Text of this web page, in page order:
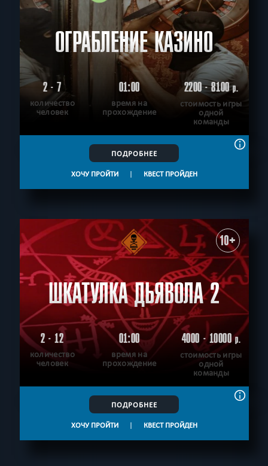
ОГРАБЛЕНИЕ КАЗИНО
2 - 7
количество
человек
01:00
время на
прохождение
2200 - 8100р.
стоимость игры
одной
команды
ПОДРОБНЕЕ
ХОЧУ ПРОЙТИ | КВЕСТ ПРОЙДЕН
10+
ШКАТУЛКА ДЬЯВОЛА 2
2 - 12
количество
человек
01:00
время на
прохождение
4000 - 10000р.
стоимость игры
одной
команды
ПОДРОБНЕЕ
ХОЧУ ПРОЙТИ | КВЕСТ ПРОЙДЕН